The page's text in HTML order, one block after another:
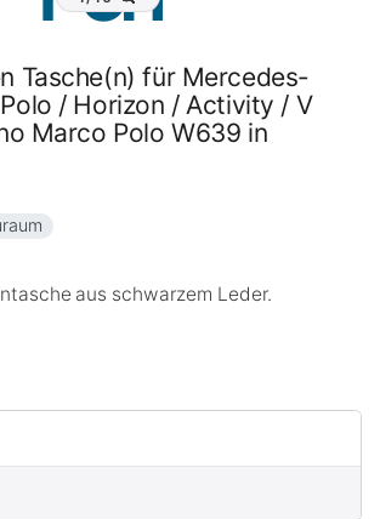
Tasche(n) für Mercedes-
/ Horizon / Activity / V
Marco Polo W639 in
aus schwarzem Leder.